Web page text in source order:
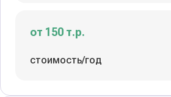
от 150 т.р.
стоимость/год